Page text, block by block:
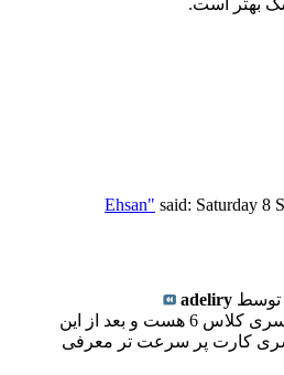
بهتر است.
said: Saturday 8
توسط adeliry
sandisk ultra از سری کلاس 6 هست و بعد از این
لا اقل 4 سری کارت پر سرعت تر معرفی